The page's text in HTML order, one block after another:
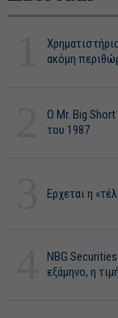
ακόμη
O Mr. Big
του 1987
Ερχεται η
NBG
εξάμηνο, η